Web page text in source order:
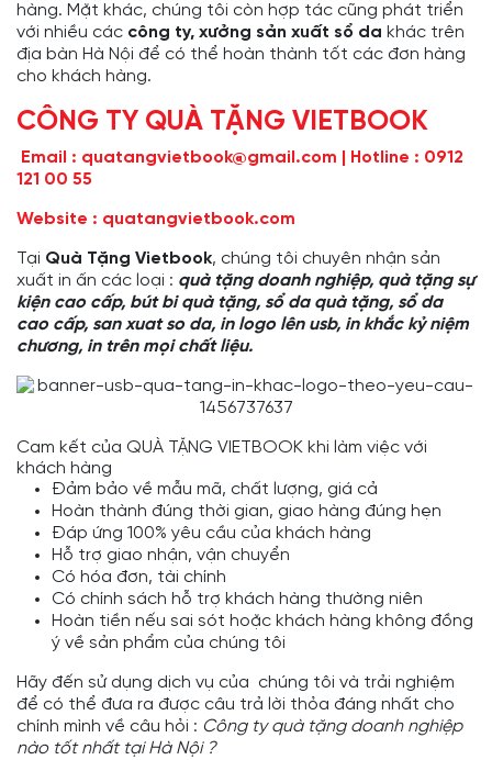
hàng. Mặt khác, chúng tôi còn hợp tác cũng phát triển
với nhiều các công ty, xưởng sản xuất sổ da khác trên
địa bàn Hà Nội để có thể hoàn thành tốt các đơn hàng
cho khách hàng.
CÔNG TY QUÀ TẶNG VIETBOOK
Email : quatangvietbook@gmail.com |
Hotline : 0912
121 00 55
Website : quatangvietbook.com
Tại Quà Tặng Vietbook, chúng tôi chuyên nhận sản
xuất in ấn các loại : quà tặng doanh nghiệp, quà tặng sự
kiện cao cấp, bút bi quà tặng, sổ da quà tặng, sổ da
cao cấp, san xuat so da, in logo lên usb, in khắc kỷ niệm
chương, in trên mọi chất liệu.
Cam kết của QUÀ TẶNG VIETBOOK khi làm việc với
khách hàng
Đảm bảo về mẫu mã, chất lượng, giá cả
Hoàn thành đúng thời gian, giao hàng đúng hẹn
Đáp ứng 100% yêu cầu của khách hàng
Hỗ trợ giao nhận, vận chuyển
Có hóa đơn, tài chính
Có chính sách hỗ trợ khách hàng thường niên
Hoàn tiền nếu sai sót hoặc khách hàng không đồng
ý về sản phẩm của chúng tôi
Hãy đến sử dụng dịch vụ của chúng tôi và trải nghiệm
để có thể đưa ra được câu trả lời thỏa đáng nhất cho
chính mình về câu hỏi : Công ty quà tặng doanh nghiệp
nào tốt nhất tại Hà Nội ?